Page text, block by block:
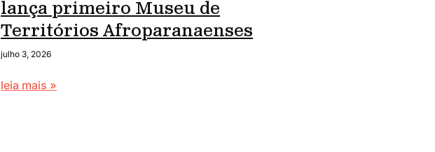
lança primeiro Museu de
Territórios Afroparanaenses
julho 3, 2026
leia mais »